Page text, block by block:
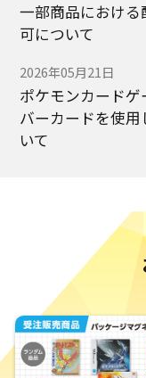
一部商品におけ
可について
2026年05月21日
ポケモンカード
バーカードを使
いて
不正ログインに
2025年07月03日
「会員アカウン
ご報告とポケモ
用いただくための
2024年09月18日